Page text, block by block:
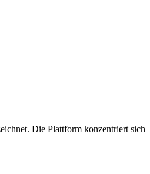
Die Plattform konzentriert sich